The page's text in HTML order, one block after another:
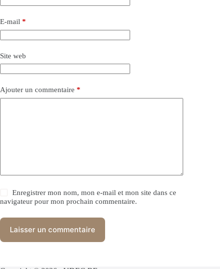
E-mail *
Site web
Ajouter un commentaire *
Enregistrer mon nom, mon e-mail et mon site dans ce
navigateur pour mon prochain commentaire.
Laisser un commentaire